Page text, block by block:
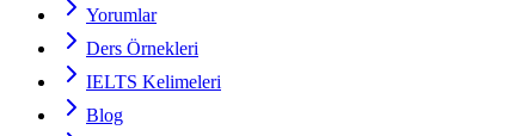
Yorumlar
Ders Örnekleri
IELTS Kelimeleri
Blog